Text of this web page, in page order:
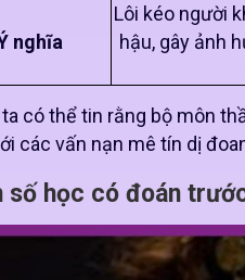
nghĩa
Lôi kéo người
hậu, gây ảnh
ta có thể tin rằng bộ môn
các vấn nạn mê tín dị
số học có đoán